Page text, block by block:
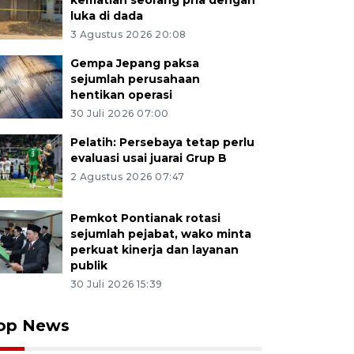
luka di dada
3 Agustus 2026 20:08
Gempa Jepang paksa
sejumlah perusahaan
hentikan operasi
30 Juli 2026 07:00
Pelatih: Persebaya tetap perlu
evaluasi usai juarai Grup B
2 Agustus 2026 07:47
Pemkot Pontianak rotasi
sejumlah pejabat, wako minta
perkuat kinerja dan layanan
publik
30 Juli 2026 15:39
News